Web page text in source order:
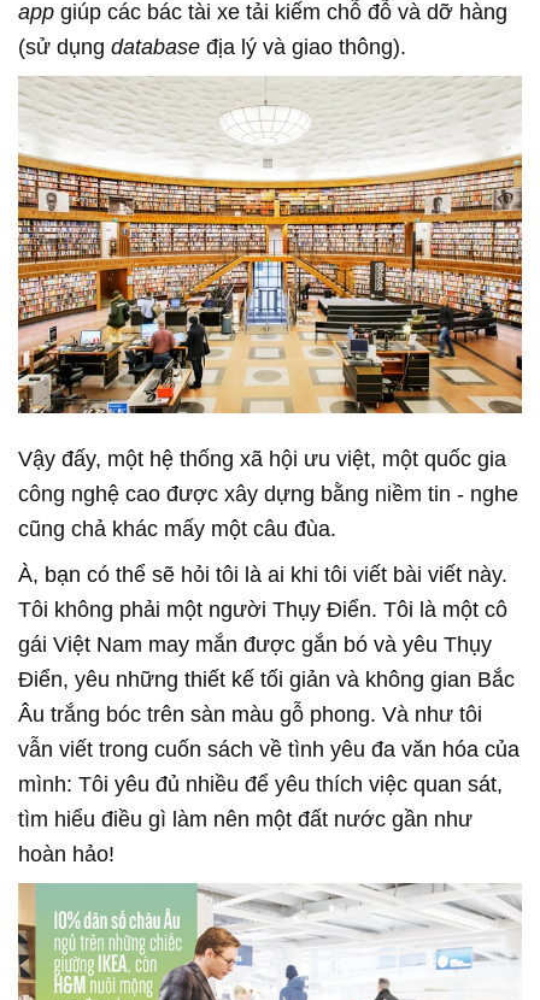
app giúp các bác tài xe tải kiếm chỗ đỗ và dỡ hàng
(sử dụng database địa lý và giao thông).
Vậy đấy, một hệ thống xã hội ưu việt, một quốc gia
công nghệ cao được xây dựng bằng niềm tin - nghe
cũng chả khác mấy một câu đùa.
À, bạn có thể sẽ hỏi tôi là ai khi tôi viết bài viết này.
Tôi không phải một người Thụy Điển. Tôi là một cô
gái Việt Nam may mắn được gắn bó và yêu Thụy
Điển, yêu những thiết kế tối giản và không gian Bắc
Âu trắng bóc trên sàn màu gỗ phong. Và như tôi
vẫn viết trong cuốn sách về tình yêu đa văn hóa của
mình: Tôi yêu đủ nhiều để yêu thích việc quan sát,
tìm hiểu điều gì làm nên một đất nước gần như
hoàn hảo!